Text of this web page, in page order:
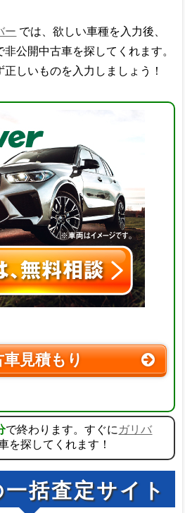
ー では、欲しい車種を入力後、
公開中古車を探してくれます。
しいものを入力しましょう！
車見積もり
で終わります。すぐに ガリバ
を探してくれます！
括査定サイト